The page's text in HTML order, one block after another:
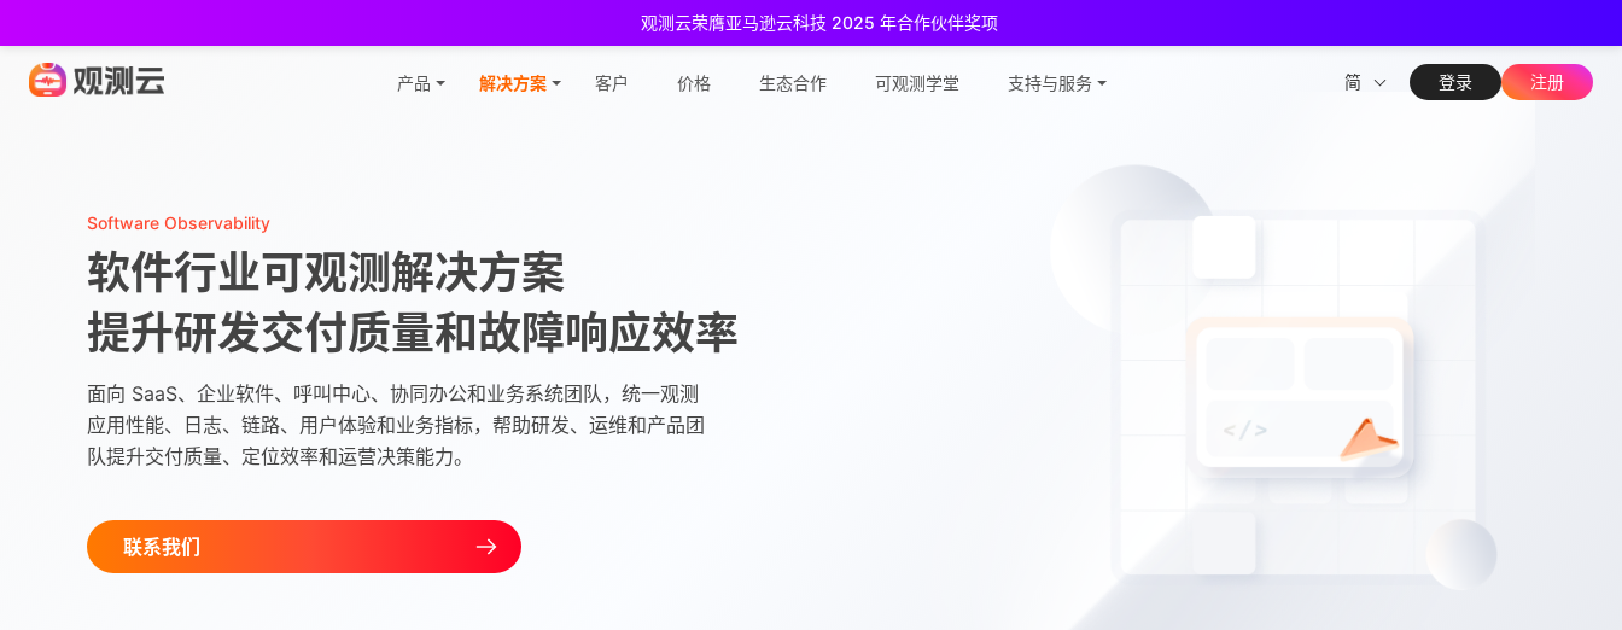
观测云荣膺亚马逊云科技 2025 年合作伙伴奖项
产品 解决方案 客户 价格 生态合作 可观测学堂 支持与服务 简 登录 注册
Software Observability
软件行业可观测解决方案
提升研发交付质量和故障响应效率
面向 SaaS、企业软件、呼叫中心、协同办公和业务系统团队，统一观测
应用性能、日志、链路、用户体验和业务指标，帮助研发、运维和产品团
队提升交付质量、定位效率和运营决策能力。
联系我们